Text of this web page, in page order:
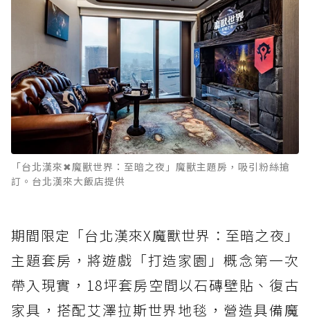
「台北漢來✖魔獸世界：至暗之夜」魔獸主題房，吸引粉絲搶
訂。台北漢來大飯店提供
期間限定「台北漢來X魔獸世界：至暗之夜」
主題套房，將遊戲「打造家園」概念第一次
帶入現實，18坪套房空間以石磚壁貼、復古
家具，搭配艾澤拉斯世界地毯，營造具備魔